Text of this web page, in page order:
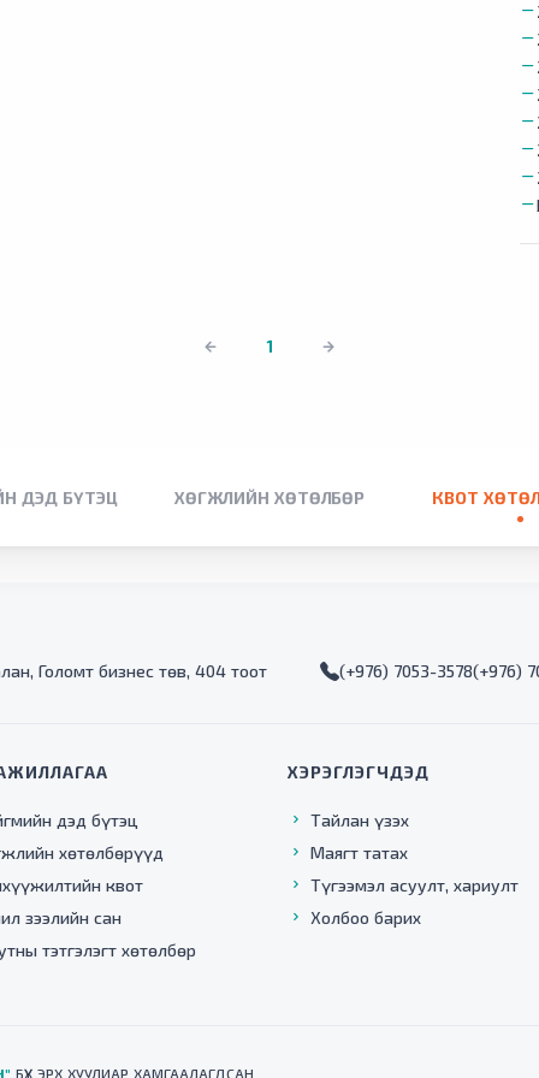
1
ДЭД БҮТЭЦ ХӨГЖЛИЙН ХӨТӨЛБӨР КВОТ
Голомт бизнес төв, 404 тоот (+976) 7053-3578(+976)
дэд бүтэц
хөтөлбөрүүд
квот
зээлийн сан
тэтгэлэгт хөтөлбөр
ХЭРЭГЛЭГЧДЭД
Тайлан үзэх
Маягт татах
Түгээмэл асуулт, хариулт
Холбоо барих
БҮХ ЭРХ ХУУЛИАР ХАМГААЛАГДСАН